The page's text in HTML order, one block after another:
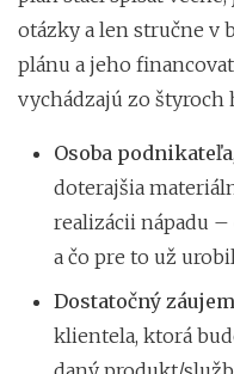
otázky a len stručne v
plánu a jeho
vychádzajú zo štyroch
Osoba podnikateľa
doterajšia
realizácii nápadu
a čo pre to už
Dostatočný
klientela, ktorá